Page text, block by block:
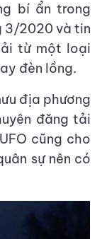
bí ẩn trong
3/2020 và tin
từ một loại
đèn lồng.
địa phương
đăng tải
cũng cho
sự nên có